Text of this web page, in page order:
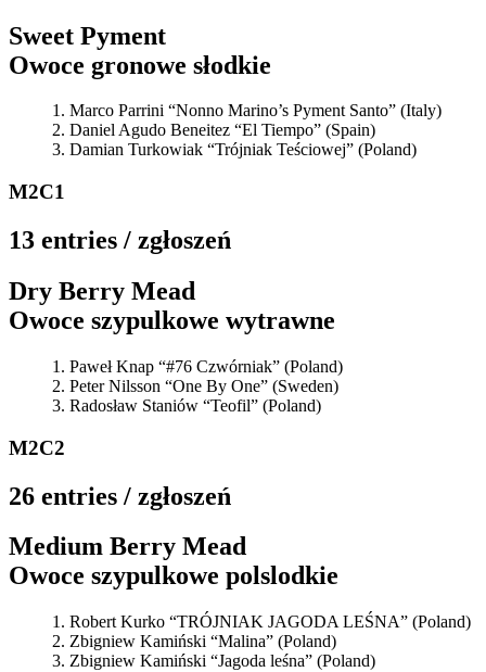
Sweet Pyment
Owoce gronowe słodkie
Marco Parrini “Nonno Marino’s Pyment Santo” (Italy)
Daniel Agudo Beneitez “El Tiempo” (Spain)
Damian Turkowiak “Trójniak Teściowej” (Poland)
M2C1
13 entries / zgłoszeń
Dry Berry Mead
Owoce szypulkowe wytrawne
Paweł Knap “#76 Czwórniak” (Poland)
Peter Nilsson “One By One” (Sweden)
Radosław Staniów “Teofil” (Poland)
M2C2
26 entries / zgłoszeń
Medium Berry Mead
Owoce szypulkowe polslodkie
Robert Kurko “TRÓJNIAK JAGODA LEŚNA” (Poland)
Zbigniew Kamiński “Malina” (Poland)
Zbigniew Kamiński “Jagoda leśna” (Poland)